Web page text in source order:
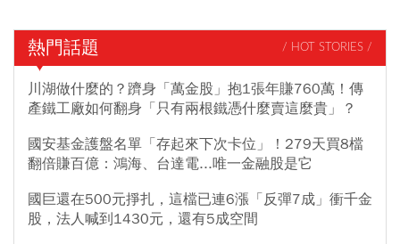
熱門話題 / HOT STORIES /
川湖做什麼的？躋身「萬金股」抱1張年賺760萬！傳
產鐵工廠如何翻身「只有兩根鐵憑什麼賣這麼貴」？
國安基金護盤名單「存起來下次卡位」！279天買8檔
翻倍賺百億：鴻海、台達電...唯一金融股是它
國巨還在500元掙扎，這檔已連6漲「反彈7成」衝千金
股，法人喊到1430元，還有5成空間